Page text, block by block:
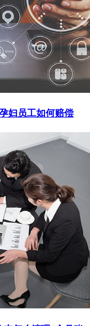
妇员工如何赔偿